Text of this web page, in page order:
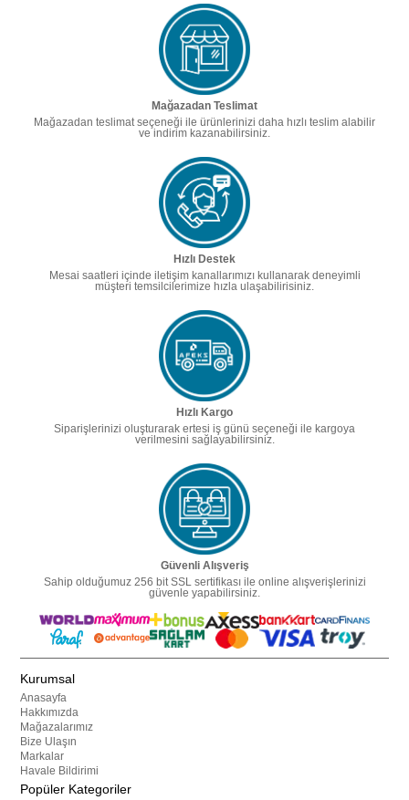
Mağazadan Teslimat
Mağazadan teslimat seçeneği ile ürünlerinizi daha hızlı teslim alabilir
ve indirim kazanabilirsiniz.
Hızlı Destek
Mesai saatleri içinde iletişim kanallarımızı kullanarak deneyimli
müşteri temsilcilerimize hızla ulaşabilirisiniz.
Hızlı Kargo
Siparişlerinizi oluşturarak ertesi iş günü seçeneği ile kargoya
verilmesini sağlayabilirsiniz.
Güvenli Alışveriş
Sahip olduğumuz 256 bit SSL sertifikası ile online alışverişlerinizi
güvenle yapabilirsiniz.
Kurumsal
Anasayfa
Hakkımızda
Mağazalarımız
Bize Ulaşın
Markalar
Havale Bildirimi
Popüler Kategoriler